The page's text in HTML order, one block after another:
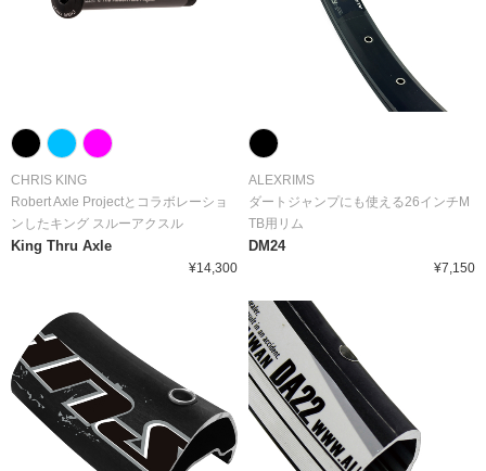
CHRIS KING
Robert Axle Projectとコラボレーショ
ンしたキング スルーアクスル
King Thru Axle
¥14,300
ALEXRIMS
ダートジャンプにも使える26インチM
TB用リム
DM24
¥7,150